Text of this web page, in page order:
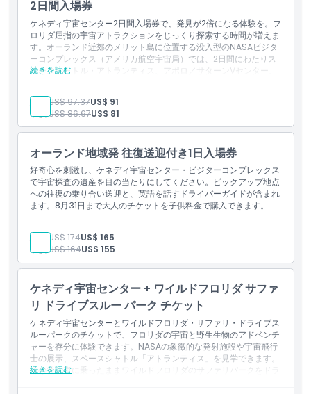
除外事項
営業時間
注意事項
行き方
利用規約
キャンセルポリシー
火星への旅：探検者募集 のライブショー & 展示
サイエンス・オン・ア・スフィア
アイズ・オン・ザ・ユニバース
アメリカ航空宇宙局（NASA）ナウ + ネクスト
ミッション状況ブリーフィング
宇宙飛行士との出会いを含むライブプレゼンテーション
ロケット打ち上げ観覧（利用可能な場合）
小さな探検家向けの子ども用プレイドーム
2日間入場券
ケネディ宇宙センター2日間入場券で、発見が2倍になる体験を。フ
ロリダ屈指の宇宙アトラクションをじっくり探索する時間が増えま
す。オーランド近郊のメリット島に位置する没入型のNASAビジタ
ーコンプレックス（アメリカ航空宇宙局）では、2日間にわたりス
ペースシャトル・アトランティス、アポロ／サターンVセンター、
宇宙愛好家、家族、好奇心旺盛な方に最適な、宇宙探査への究極の
旅です。
続きを読む
含まれるもの
すべての展示およびアトラクションへの2日間のフルアクセス
ンズ展示
スペースシャトル・アトランティス®およびシャトル・ローン
チ・エクスペリエンス®
ライブプレゼンテーション（以下を含む）：
宇宙飛行士との対面
アイズ・オン・ザ・ユニバース
NASA Now + Next
ミッション状況ブリーフィング
ロケットガーデン＆宇宙飛行士記念碑
ロケット打ち上げ観覧（開催時）
子ども用プレイドーム
お気に入りのアトラクションを再訪したり、追加のプレゼンテ
ーションに参加したりする余裕があり、より深くゆったりとし
た体験に最適です。
大人: US$ 97.37US$ 91
子供:US$ 86.67US$ 81
オーランド地域発 往復送迎付き1日入場券
好奇心を刺激し、ケネディ宇宙センター・ビジターコンプレックス
で宇宙探査の遺産を目の当たりにしてください。ピックアップ地点
への往復の乗り合い送迎と、英語を話すドライバーガイドが含まれ
ます。8月31日まで大人のチケットを子供料金で購入できます。
大人: US$ 174US$ 165
子供: US$ 164US$ 155
ケネディ宇宙センター + ワイルドフロリダ サファ
リ ドライブスルー パーク チケット
ケネディ宇宙センターとワイルドフロリダ・サファリ・ドライブス
ルーパークのチケットで、フロリダの宇宙と野生生物のアドベンチ
ャーを存分に体験できます。NASAの象徴的な発射施設や宇宙飛行
士の展示、スペースシャトル「アトランティス」を見学できます。
その後、車に乗ったままワイルドフロリダのサファリパークをドラ
続きを読む